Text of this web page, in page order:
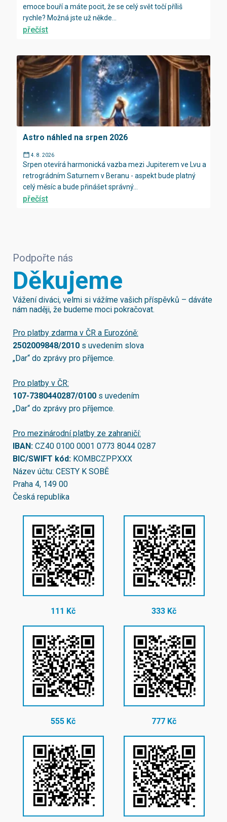
emoce bouří a máte pocit, že se celý svět točí příliš
rychle? Možná jste už někde...
přečíst
Astro náhled na srpen 2026
4. 8. 2026
Srpen otevírá harmonická vazba mezi Jupiterem ve Lvu a
retrográdním Saturnem v Beranu - aspekt bude platný
celý měsíc a bude přinášet správný...
přečíst
Podpořte nás
Děkujeme
Vážení diváci, velmi si vážíme vašich příspěvků – dáváte
nám naději, že budeme moci pokračovat.
Pro platby zdarma v ČR a Eurozóně:
2502009848/2010 s uvedením slova
„Dar“ do zprávy pro příjemce.
Pro platby v ČR:
107-7380440287/0100 s uvedením
„Dar“ do zprávy pro příjemce.
Pro mezinárodní platby ze zahraničí:
IBAN: CZ40 0100 0001 0773 8044 0287
BIC/SWIFT kód: KOMBCZPPXXX
Název účtu: CESTY K SOBĚ
Praha 4, 149 00
Česká republika
111 Kč 333 Kč
555 Kč 777 Kč